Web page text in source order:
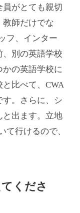
がとても親切
教師だけでな
フ、インター
、別の英語学校
の英語学校に
比べて、CWA
。さらに、シ
と出ます。立地
て行けるので、
くださ